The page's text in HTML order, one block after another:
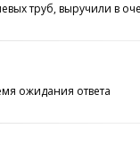
труб, выручили в
ожидания ответа